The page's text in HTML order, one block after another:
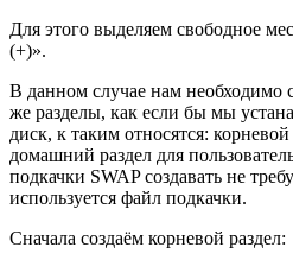
Для этого выделяем свободное
(+)».
В данном случае нам необходимо
же разделы, как если бы мы
диск, к таким относятся:
домашний раздел для
подкачки SWAP создавать не
используется файл подкачки.
Сначала создаём корневой раздел: